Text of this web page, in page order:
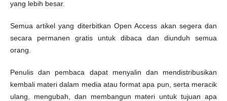
yang lebih besar.
Semua artikel yang diterbitkan Open Access akan segera dan
secara permanen gratis untuk dibaca dan diunduh semua
orang.
Penulis dan pembaca dapat menyalin dan mendistribusikan
kembali materi dalam media atau format apa pun, serta meracik
ulang, mengubah, dan membangun materi untuk tujuan apa